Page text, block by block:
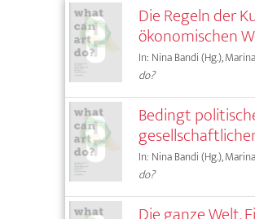
Die Regeln der
ökonomischen
In: Nina Bandi (Hg.),
do?
Bedingt
In: Nina Bandi (Hg.),
do?